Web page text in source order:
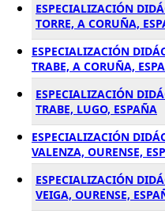
ESPECIALIZACIÓN
TORRE, A CORUÑA,
ESPECIALIZACIÓN
TRABE, A CORUÑA,
ESPECIALIZACIÓN
TRABE, LUGO, ESPAÑA
ESPECIALIZACIÓN
VALENZA, OURENSE,
ESPECIALIZACIÓN
VEIGA, OURENSE,